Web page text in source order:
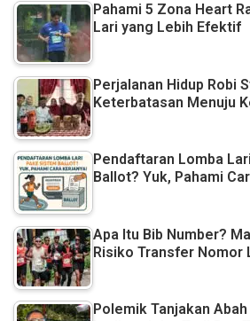
Pahami 5 Zona Heart
Lari yang Lebih Efektif
Perjalanan Hidup Robi
Keterbatasan Menuju
Pendaftaran Lomba
Ballot? Yuk, Pahami
Apa Itu Bib Number?
Risiko Transfer Nomor
Polemik Tanjakan